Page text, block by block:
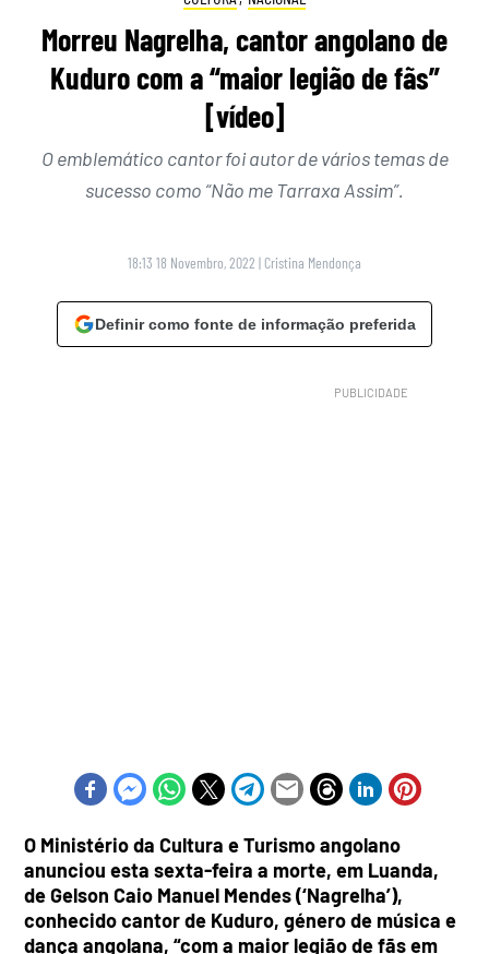
Morreu Nagrelha, cantor angolano de
Kuduro com a “maior legião de fãs”
[vídeo]
O emblemático cantor foi autor de vários temas de
sucesso como “Não me Tarraxa Assim”.
18:13 18 Novembro, 2022 | Cristina Mendonça
Definir como fonte de informação preferida
O Ministério da Cultura e Turismo angolano
anunciou esta sexta-feira a morte, em Luanda,
de Gelson Caio Manuel Mendes (‘Nagrelha’),
conhecido cantor de Kuduro, género de música e
dança angolana, “com a maior legião de fãs em